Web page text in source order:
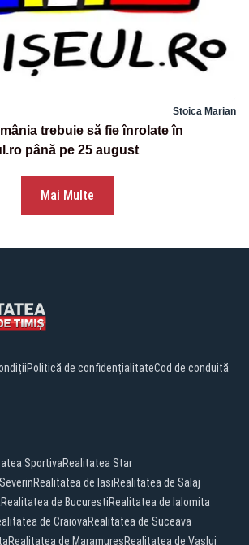
Stoica Marian
trebuie să fie înrolate în
până pe 25 august
Mai Multe
Politică de confidențialitateCod de conduită
SportivaRealitatea Star
Realitatea de IasiRealitatea de Salaj
Realitatea de BucurestiRealitatea de Ialomita
de CraiovaRealitatea de Suceava
Realitatea de MaramuresRealitatea de Vaslui